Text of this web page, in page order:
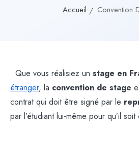
Accueil Convention
Que vous réalisiez un stage en
étranger, la convention de stage
contrat qui doit être signé par le
par l’étudiant lui-même pour qu’il